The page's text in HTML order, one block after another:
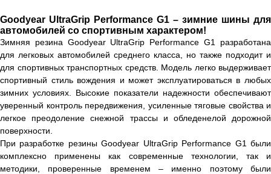
Goodyear UltraGrip Performance G1 – зимние шины для
автомобилей со спортивным характером!
Зимняя резина Goodyear UltraGrip Performance G1 разработана
для легковых автомобилей среднего класса, но также подходит и
для спортивных транспортных средств. Модель легко выдерживает
спортивный стиль вождения и может эксплуатироваться в любых
зимних условиях. Высокие показатели надежности обеспечивают
уверенный контроль передвижения, усиленные тяговые свойства и
легкое преодоление снежной трассы и обледенелой дорожной
поверхности.
При разработке резины Goodyear UltraGrip Performance G1 были
комплексно применены как современные технологии, так и
методики, проверенные временем – именно поэтому были